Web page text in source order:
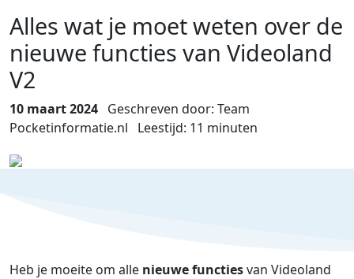
Alles wat je moet weten over de
nieuwe functies van Videoland
V2
10 maart 2024 Geschreven door: Team
Pocketinformatie.nl Leestijd: 11 minuten
Heb je moeite om alle nieuwe functiesvan Videoland